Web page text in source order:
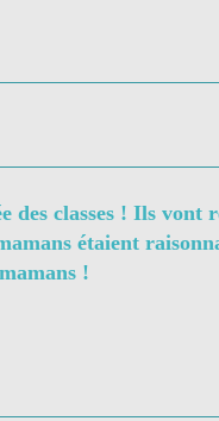
classes ! Ils vont
étaient
!